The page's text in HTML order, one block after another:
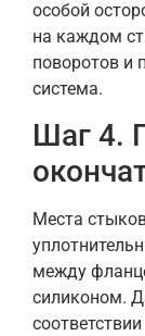
особой
на каждом
поворотов и
система.
Шаг 4.
Места
между
силиконом.